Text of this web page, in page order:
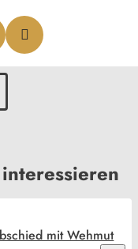
mit Wehmut